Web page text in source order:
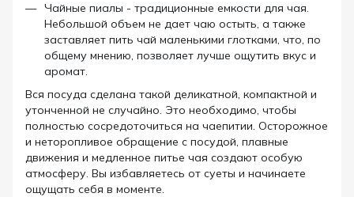
Чайные пиалы - традиционные емкости для чая.
Небольшой объем не дает чаю остыть, а также
заставляет пить чай маленькими глотками, что, по
общему мнению, позволяет лучше ощутить вкус и
аромат.
Вся посуда сделана такой деликатной, компактной и
утонченной не случайно. Это необходимо, чтобы
полностью сосредоточиться на чаепитии. Осторожное
и неторопливое обращение с посудой, плавные
движения и медленное питье чая создают особую
атмосферу. Вы избавляетесь от суеты и начинаете
ощущать себя в моменте.